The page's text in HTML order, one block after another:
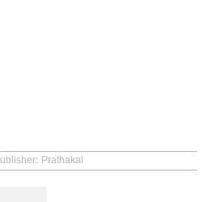
Prathakal